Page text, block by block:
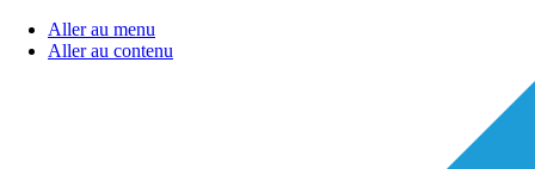
Aller au menu
Aller au contenu